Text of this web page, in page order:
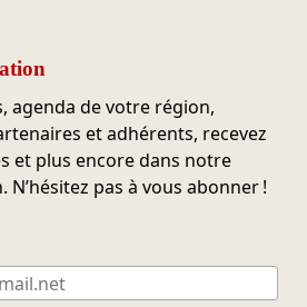
agenda de votre région,
et adhérents, recevez
et plus encore dans notre
pas à vous abonner !